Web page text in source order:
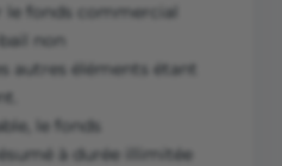
fonds commercial
non
autres éléments étant
le fonds
à durée illimitée